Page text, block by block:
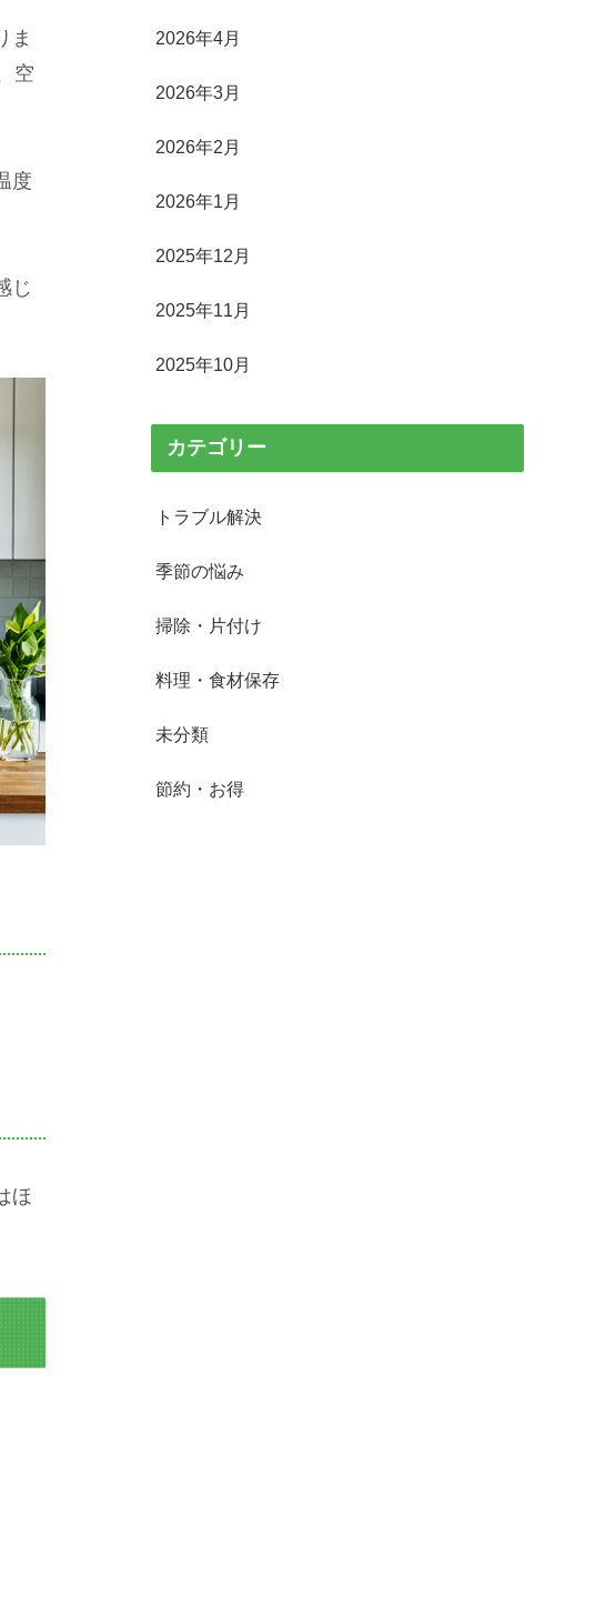
ま
空
度
じ
ほ
2026年4月
2026年3月
2026年2月
2026年1月
2025年12月
2025年11月
2025年10月
カテゴリー
トラブル解決
季節の悩み
掃除・片付け
料理・食材保存
未分類
節約・お得